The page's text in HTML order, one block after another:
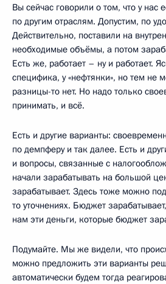
Вы сейчас говорили о том, что у нас
по другим отраслям. Допустим, по
Действительно, поставили на
необходимые объёмы, а потом
Есть же, работает – ну и работает.
специфика, у «нефтянки», но тем не
разницы-то нет. Но надо только
принимать, и всё.
Есть и другие варианты:
по демпферу и так далее. Есть и
и вопросы, связанные с
начали зарабатывать на большой
зарабатывает. Здесь тоже можно
то уточнениях. Бюджет
нам эти деньги, которые бюджет
Подумайте. Мы же видели, что
можно предложить эти варианты
автоматически будем тогда